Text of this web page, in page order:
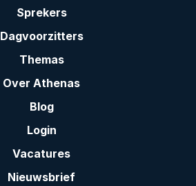
Sprekers
Dagvoorzitters
Themas
Over Athenas
Blog
Login
Vacatures
Nieuwsbrief